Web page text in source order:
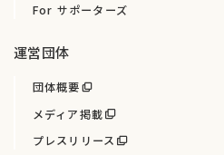
For サポーターズ
運営団体
団体概要
メディア掲載
プレスリリース